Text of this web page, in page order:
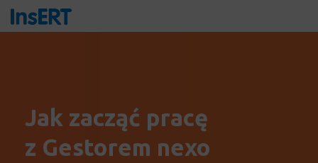
Jak zacząć pracę
z Gestorem nexo